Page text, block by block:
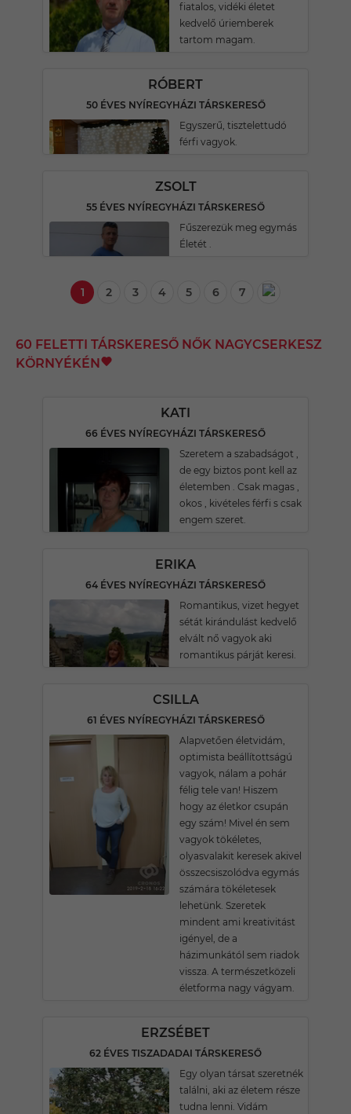
fiatalos, vidéki életet
kedvelő úriemberek
tartom magam.
RÓBERT
50 ÉVES NYÍREGYHÁZI TÁRSKERESŐ
Egyszerű, tisztelettudó
férfi vagyok.
ZSOLT
55 ÉVES NYÍREGYHÁZI TÁRSKERESŐ
Fűszerezük meg egymás
Életét .
1 2 3 4 5 6 7
60 FELETTI TÁRSKERESŐ NŐK NAGYCSERKESZ
KÖRNYÉKÉN
KATI
66 ÉVES NYÍREGYHÁZI TÁRSKERESŐ
Szeretem a szabadságot ,
de egy biztos pont kell az
életemben . Csak magas ,
okos , kivételes férfi s csak
engem szeret.
ERIKA
64 ÉVES NYÍREGYHÁZI TÁRSKERESŐ
Romantikus, vizet hegyet
sétát kirándulást kedvelő
elvált nő vagyok aki
romantikus párját keresi.
CSILLA
61 ÉVES NYÍREGYHÁZI TÁRSKERESŐ
Alapvetően életvidám,
optimista beállítottságú
vagyok, nálam a pohár
félig tele van! Hiszem
hogy az életkor csupán
egy szám! Mivel én sem
vagyok tökéletes,
olyasvalakit keresek akivel
összecsiszolódva egymás
számára tökéletesek
lehetünk. Szeretek
mindent ami kreativitást
igényel, de a
házimunkától sem riadok
vissza. A természetközeli
életforma nagy vágyam.
ERZSÉBET
62 ÉVES TISZADADAI TÁRSKERESŐ
Egy olyan társat szeretnék
találni, aki az életem része
tudna lenni. Vidám